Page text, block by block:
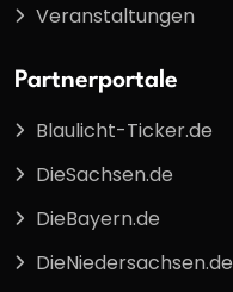
Veranstaltungen
Partnerportale
Blaulicht-Ticker.de
DieSachsen.de
DieBayern.de
DieNiedersachsen.de